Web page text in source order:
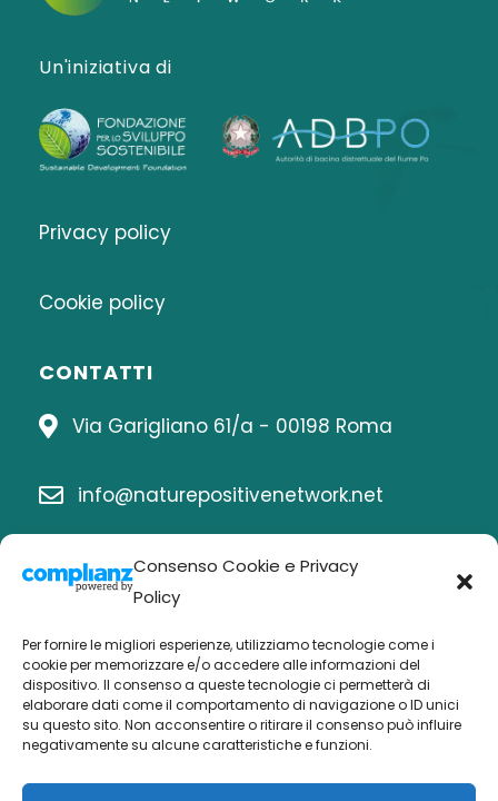
Consenso Cookie e Privacy
Policy
Per fornire le migliori esperienze, utilizziamo tecnologie come i
cookie per memorizzare e/o accedere alle informazioni del
dispositivo. Il consenso a queste tecnologie ci permetterà di
elaborare dati come il comportamento di navigazione o ID unici
su questo sito. Non acconsentire o ritirare il consenso può influire
negativamente su alcune caratteristiche e funzioni.
Un'iniziativa di
Privacy policy
Cookie policy
CONTATTI
Via Garigliano 61/a - 00198 Roma
info@naturepositivenetwork.net
06 8414815
Chi siamo
Economia nature positive
Biodiversità Po